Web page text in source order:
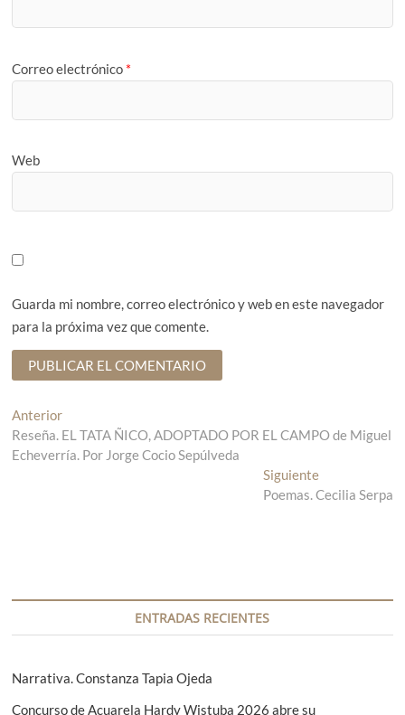
Correo electrónico *
Web
Guarda mi nombre, correo electrónico y web en este navegador
para la próxima vez que comente.
N
a
c
n
Anterior
n
t
r
o
Reseña. EL TATA ÑICO, ADOPTADO POR EL CAMPO de Miguel
Echeverría. Por Jorge Cocio Sepúlveda
SiguienteE
n
i
Poemas. Cecilia Serpa
ENTRADAS RECIENTES
Narrativa. Constanza Tapia Ojeda
Concurso de Acuarela Hardy Wistuba 2026 abre su